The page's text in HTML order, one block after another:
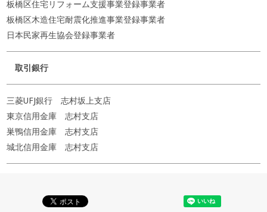
板橋区住宅リフォーム支援事業登録事業者
板橋区木造住宅耐震化推進事業登録事業者
日本民家再生協会登録事業者
取引銀行
三菱UFJ銀行 志村坂上支店
東京信用金庫 志村支店
巣鴨信用金庫 志村支店
城北信用金庫 志村支店